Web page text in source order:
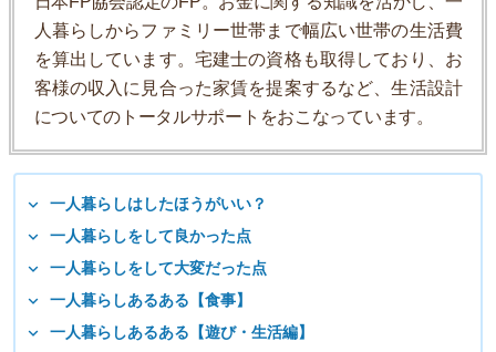
人暮らしからファミリー世帯まで幅広い世帯の生活費
を算出しています。宅建士の資格も取得しており、お
客様の収入に見合った家賃を提案するなど、生活設計
についてのトータルサポートをおこなっています。
一人暮らしはしたほうがいい？
一人暮らしをして良かった点
一人暮らしをして大変だった点
一人暮らしあるある【食事】
一人暮らしあるある【遊び・生活編】